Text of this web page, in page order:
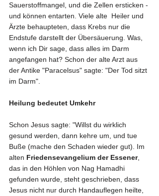
Sauerstoffmangel, und die Zellen ersticken -
und können entarten. Viele alte  Heiler und
Ärzte behaupteten, dass Krebs nur die
Endstufe darstellt der Übersäuerung. Was,
wenn ich Dir sage, dass alles im Darm
angefangen hat? Schon der alte Arzt aus
der Antike "Paracelsus" sagte: "Der Tod sitzt
im Darm".
Heilung bedeutet Umkehr
Schon Jesus sagte: "Willst du wirklich
gesund werden, dann kehre um, und tue
Buße (mache den Schaden wieder gut). Im
alten Friedensevangelium der Essener,
das in den Höhlen von Nag Hamadhi
gefunden wurde, steht geschrieben, dass
Jesus nicht nur durch Handauflegen heilte,